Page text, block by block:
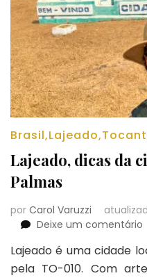
Brasil,Lajeado,
Lajeado, dicas da
Palmas
por Carol Varuzzi
Deixe um comentário
Lajeado é uma cidade
pela TO-010. Com